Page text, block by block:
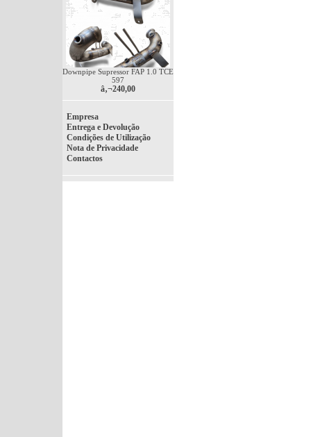
Downpipe Supressor FAP 1.0 TCE
597
â‚¬240,00
Empresa
Entrega e Devolução
Condições de Utilização
Nota de Privacidade
Contactos